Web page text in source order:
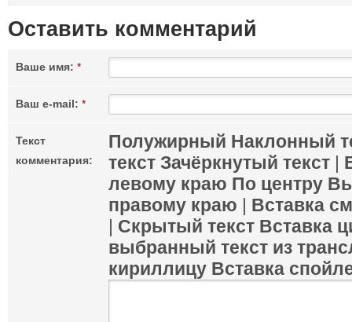
Оставить комментарий
Ваше имя: *
Ваш e-mail: *
Текст
комментария:
Полужирный Наклонный
текст Зачёркнутый текст |
левому краю По центру
правому краю | Вставка
| Скрытый текст Вставка
выбранный текст из
кириллицу Вставка